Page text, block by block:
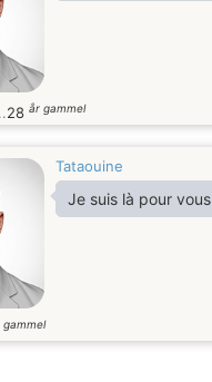
28 år gammel
Tataouine
Je suis là pour vous
gammel